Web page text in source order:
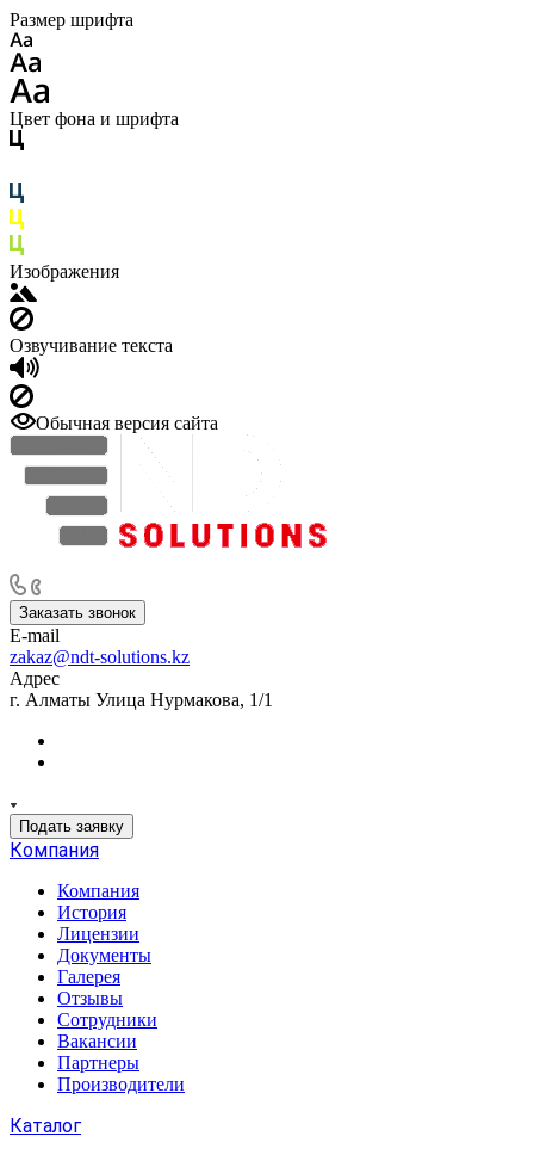
Размер шрифта
Цвет фона и шрифта
Изображения
Озвучивание текста
Обычная версия сайта
Заказать звонок
E-mail
zakaz@ndt-solutions.kz
Адрес
г. Алматы Улица Нурмакова, 1/1
Подать заявку
Компания
Компания
История
Лицензии
Документы
Галерея
Отзывы
Сотрудники
Вакансии
Партнеры
Производители
Каталог